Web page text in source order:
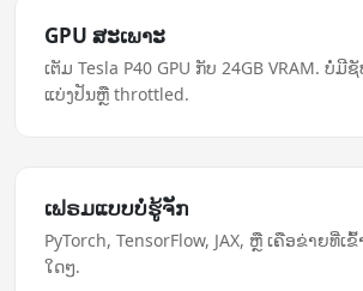
GPU ສະເພາະ
ເຕັມ Tesla P40 GPU ກັບ 24GB VRAM. ບໍ່
ແບ່ງປັນຫຼື throttled.
ເຟຣມ​ແບບ​ບໍ່​ຮູ້​ຈັກ
PyTorch, TensorFlow, JAX, ຫຼື ເຄືອຂ່າຍທີ່ເ
ໃດໆ.